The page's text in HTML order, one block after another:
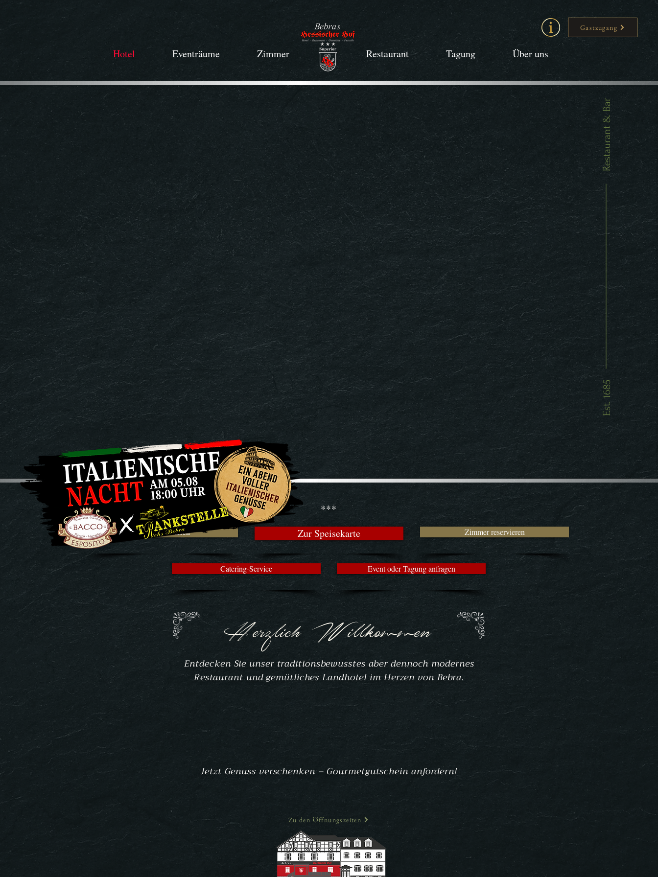
Gastzugang
Hotel Eventräume Zimmer . Restaurant Tagung Über uns
Restaurant & Bar
Est. 1685
***
Tisch reservieren Zur Speisekarte Zimmer reservieren
Catering-Service Event oder Tagung anfragen
Herzlich Willkommen
Entdecken Sie unser traditionsbewusstes aber dennoch modernes
Restaurant und gemütliches Landhotel im Herzen von Bebra.
Jetzt Genuss verschenken – Gourmetgutschein anfordern!
Zu den Öffnungszeiten